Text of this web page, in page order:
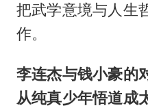
把武学意境与人生
作。
李连杰与钱小豪的
从纯真少年悟道成